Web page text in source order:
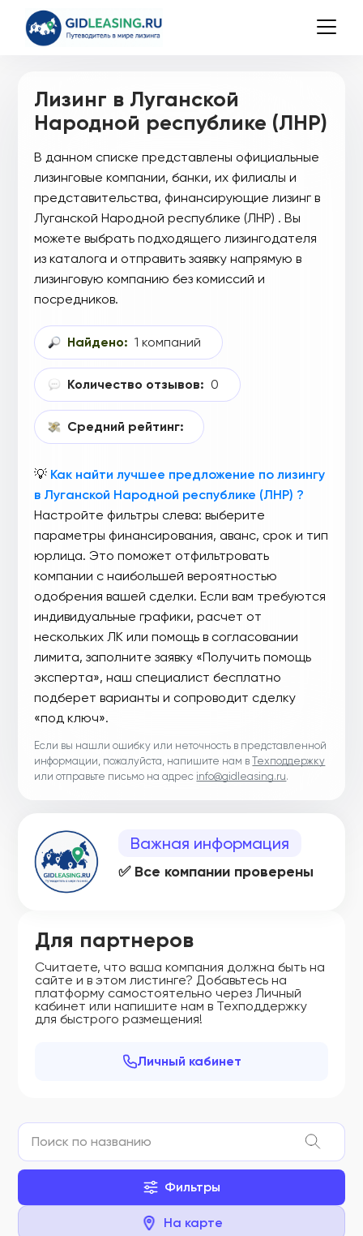
Лизинг в Луганской
Народной республике (ЛНР)
В данном списке представлены официальные
лизинговые компании, банки, их филиалы и
представительства, финансирующие лизинг в
Луганской Народной республике (ЛНР) . Вы
можете выбрать подходящего лизингодателя
из каталога и отправить заявку напрямую в
лизинговую компанию без комиссий и
посредников.
Найдено: 1 компаний
Количество отзывов: 0
Средний рейтинг:
💡 Как найти лучшее предложение по лизингу
в Луганской Народной республике (ЛНР) ?
Настройте фильтры слева: выберите
параметры финансирования, аванс, срок и тип
юрлица. Это поможет отфильтровать
компании с наибольшей вероятностью
одобрения вашей сделки. Если вам требуются
индивидуальные графики, расчет от
нескольких ЛК или помощь в согласовании
лимита, заполните заявку «Получить помощь
эксперта», наш специалист бесплатно
подберет варианты и сопроводит сделку
«под ключ».
Если вы нашли ошибку или неточность в представленной
информации, пожалуйста, напишите нам вТехподдержку
или отправьте письмо на адрес info@gidleasing.ru.
Важная информация
✅ Все компании проверены
Для партнеров
Считаете, что ваша компания должна быть на
сайте и в этом листинге? Добавьтесь на
платформу самостоятельно через Личный
кабинет или напишите нам в Техподдержку
для быстрого размещения!
Личный кабинет
Фильтры
На карте